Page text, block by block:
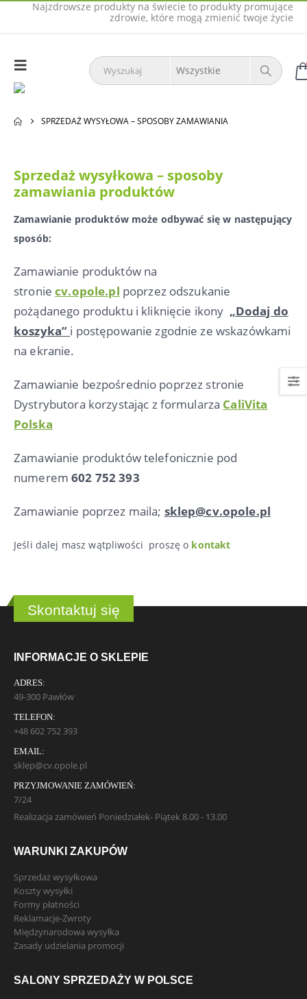
Najzdrowsze produkty na świecie to produkty promujące
zdrowie, które mogą zmienić twoje życie
SPRZEDAŻ WYSYŁOWA – SPOSOBY ZAMAWIANIA
Sprzedaż wysyłkowa – sposoby
zamawiania produktów
Zamawianie produktów może odbywać się w następujący
sposób:
Zamawianie produktów na
stroniecv.opole.pl poprzez odszukanie
pożądanego produktu i kliknięcie ikony „Dodaj do
koszyka” i postępowanie zgodnie ze wskazówkami
na ekranie.
Zamawianie bezpośrednio poprzez stronie
Dystrybutora korzystając z formularza CaliVita
Polska
Zamawianie produktów telefonicznie pod
numerem602 752 393
Zamawianie poprzez maila; sklep@cv.opole.pl
Jeśli dalej masz wątpliwości proszę o kontakt
Skontaktuj się
INFORMACJE O SKLEPIE
ADRES:
49-300 Pawłów
TELEFON:
+48 602 752 393
EMAIL:
sklep@cv.opole.pl
PRZYJMOWANIE ZAMÓWIEŃ:
7/24
Realizacja zamówień Poniedziałek- Piątek 8.00 - 13.00
WARUNKI ZAKUPÓW
Sprzedaż wysyłkowa
Koszty wysyłki
Formy płatności
Reklamacje-Zwroty
Międzynarodowa wysyłka
Zasady udzielania promocji
SALONY SPRZEDAŻY W POLSCE